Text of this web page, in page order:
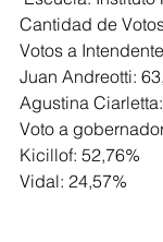
Cantidad de
Votos a Intendente
Juan Andreotti:
Agustina
Voto a
Kicillof: 52,76%
Vidal: 24,57%